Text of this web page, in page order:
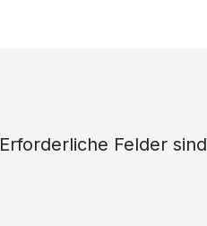
Erforderliche Felder sind